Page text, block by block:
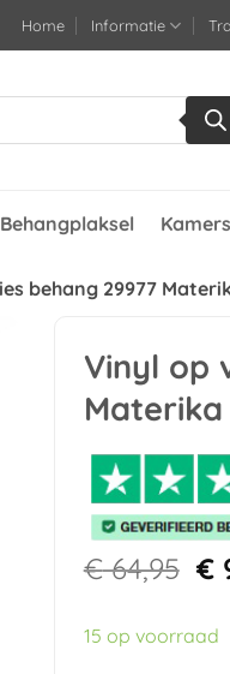
Home Informatie
Behangplaksel
behang 29977
Vinyl op
Materika
€64,95
€
€
15 op voorraad